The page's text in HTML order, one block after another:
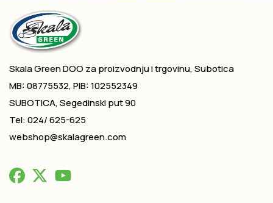
Skala Green DOO za proizvodnju i trgovinu, Subotica
MB: 08775532, PIB: 102552349
SUBOTICA, Segedinski put 90
Tel: 024/ 625-625
webshop@skalagreen.com